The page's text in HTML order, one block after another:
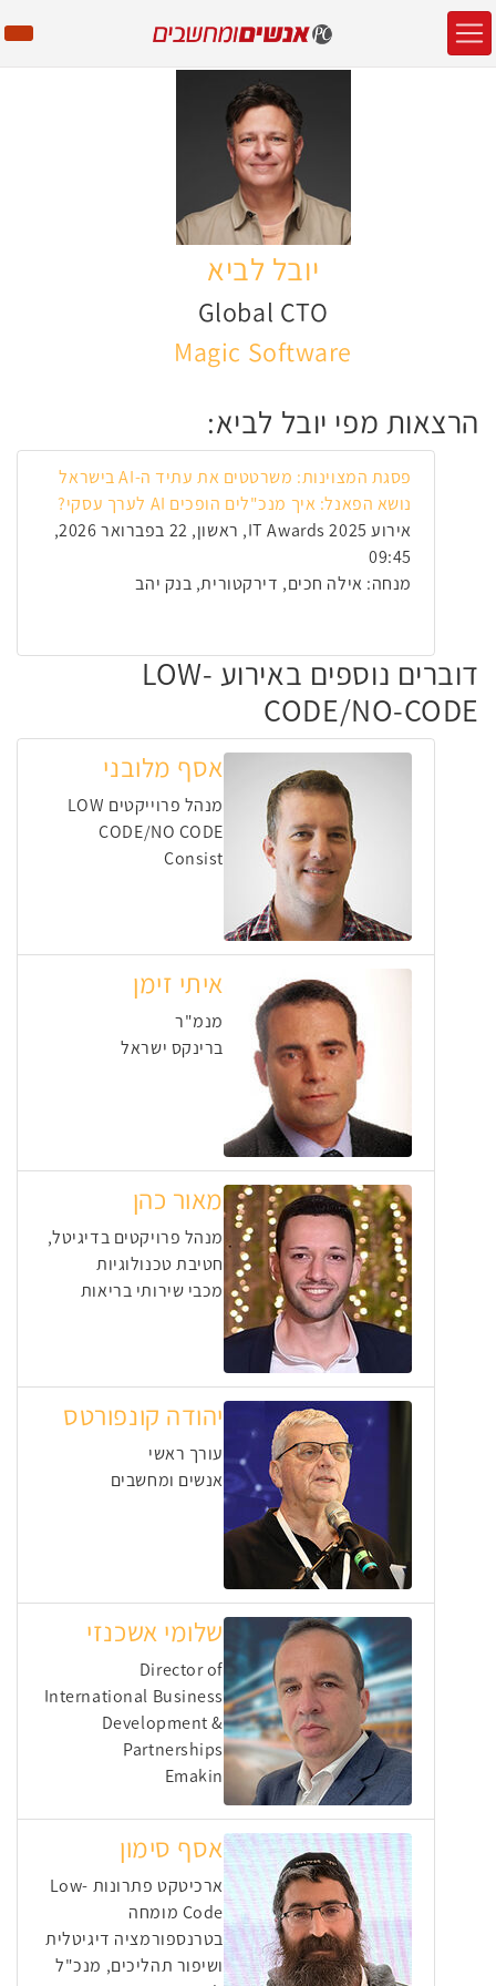
יובל לביא
Global CTO
Magic Software
הרצאות מפי יובל לביא:
פסגת המצוינות: משרטטים את עתיד ה-AI בישראל
נושא הפאנל: איך מנכ"לים הופכים AI לערך עסקי?
אירוע IT Awards 2025, ראשון, 22 בפברואר 2026,
09:45
מנחה: אילה חכים, דירקטורית, בנק יהב
דוברים נוספים באירוע LOW-
CODE/NO-CODE
אסף מלובני
מנהל פרוייקטים LOW
CODE/NO CODE
Consist
איתי זימן
מנמ"ר
ברינקס ישראל
מאור כהן
מנהל פרויקטים בדיגיטל,
חטיבת טכנולוגיות
מכבי שירותי בריאות
יהודה קונפורטס
עורך ראשי
אנשים ומחשבים
שלומי אשכנזי
Director of
International Business
Development &
Partnerships
Emakin
אסף סימון
ארכיטקט פתרונות Low-
Code מומחה
בטרנספורמציה דיגיטלית
ושיפור תהליכים, מנכ"ל